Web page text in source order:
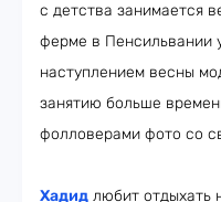
с детства занимается
ферме в Пенсильвании
наступлением весны
занятию больше
фолловерами фото со
Хадид любит отдыхать